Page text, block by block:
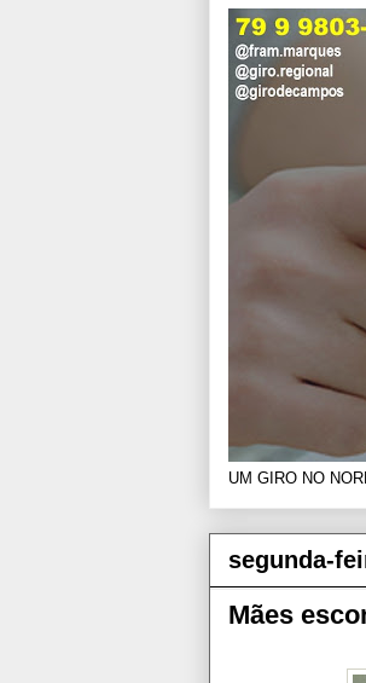
UM GIRO NO
segunda-
Mães